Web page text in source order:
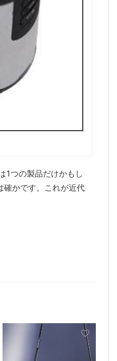
1つの製品だけかもし
確かです。これが近代